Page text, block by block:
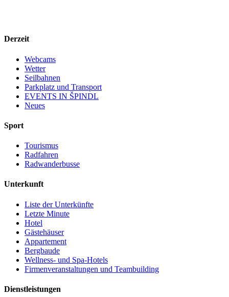
Derzeit
Webcams
Wetter
Seilbahnen
Parkplatz und Transport
EVENTS IN ŠPINDL
Neues
Sport
Tourismus
Radfahren
Radwanderbusse
Unterkunft
Liste der Unterkünfte
Letzte Minute
Hotel
Gästehäuser
Appartement
Bergbaude
Wellness- und Spa-Hotels
Firmenveranstaltungen und Teambuilding
Dienstleistungen